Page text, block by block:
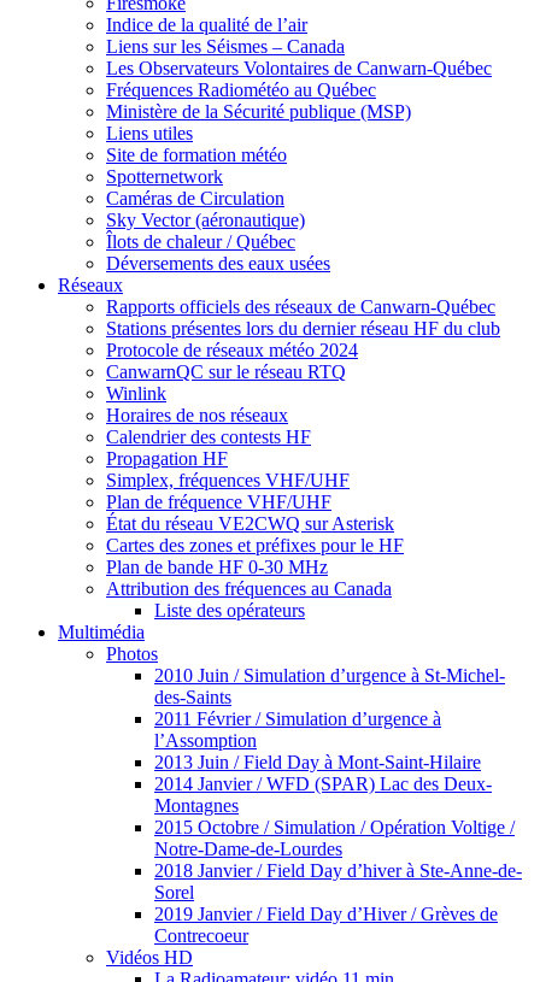
Indice de la qualité de l’air
Liens sur les Séismes – Canada
Les Observateurs Volontaires de Canwarn-Québec
Fréquences Radiométéo au Québec
Ministère de la Sécurité publique (MSP)
Liens utiles
Site de formation météo
Spotternetwork
Caméras de Circulation
Sky Vector (aéronautique)
Îlots de chaleur / Québec
Déversements des eaux usées
Réseaux
Rapports officiels des réseaux de Canwarn-Québec
Stations présentes lors du dernier réseau HF du club
Protocole de réseaux météo 2024
CanwarnQC sur le réseau RTQ
Winlink
Horaires de nos réseaux
Calendrier des contests HF
Propagation HF
Simplex, fréquences VHF/UHF
Plan de fréquence VHF/UHF
État du réseau VE2CWQ sur Asterisk
Cartes des zones et préfixes pour le HF
Plan de bande HF 0-30 MHz
Attribution des fréquences au Canada
Liste des opérateurs
Multimédia
Photos
2010 Juin / Simulation d’urgence à St-Michel-
des-Saints
2011 Février / Simulation d’urgence à
l’Assomption
2013 Juin / Field Day à Mont-Saint-Hilaire
2014 Janvier / WFD (SPAR) Lac des Deux-
Montagnes
2015 Octobre / Simulation / Opération Voltige /
Notre-Dame-de-Lourdes
2018 Janvier / Field Day d’hiver à Ste-Anne-de-
Sorel
2019 Janvier / Field Day d’Hiver / Grèves de
Contrecoeur
Vidéos HD